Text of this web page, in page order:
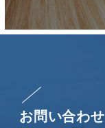
お問い合わせ